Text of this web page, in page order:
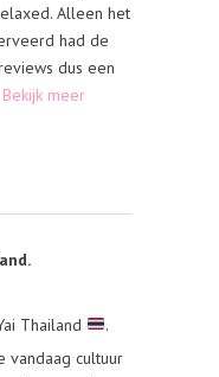
Alleen het
had de
dus een
Bekijk meer
Thailand
.
vandaag cultuur